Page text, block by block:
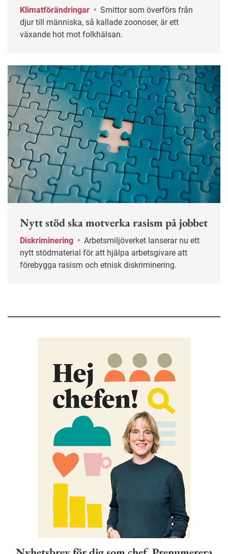
Klimatförändringar •
djur till människa, så kallade zoonoser, är ett
växande hot mot folkhälsan.
Nytt stöd ska motverka rasism på jobbet
Diskriminering •
nytt stödmaterial för att hjälpa arbetsgivare att
förebygga rasism och etnisk diskriminering.